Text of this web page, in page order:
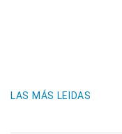
LAS MÁS LEIDAS